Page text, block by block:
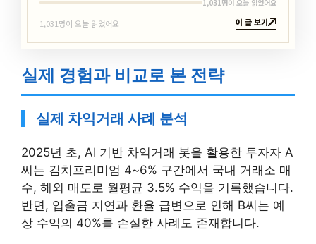
1,031명이 오늘 읽었어요
1,031명이 오늘 읽었어요 이 글 보기
실제 경험과 비교로 본 전략
실제 차익거래 사례 분석
2025년 초, AI 기반 차익거래 봇을 활용한 투자자 A
씨는 김치프리미엄 4~6% 구간에서 국내 거래소 매
수, 해외 매도로 월평균 3.5% 수익을 기록했습니다.
반면, 입출금 지연과 환율 급변으로 인해 B씨는 예
상 수익의 40%를 손실한 사례도 존재합니다.